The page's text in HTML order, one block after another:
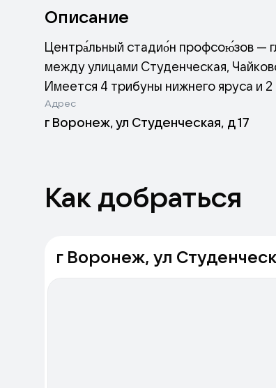
Описание
Центра́льный стадио́н профсою́зов —
между улицами Студенческая,
Имеется 4 трибуны нижнего яруса и
Адрес
г Воронеж, ул Студенческая, д 17
Как добраться
г Воронеж, ул